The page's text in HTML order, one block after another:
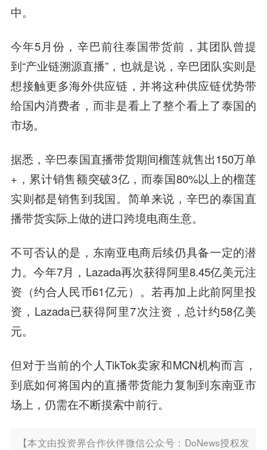
中。
今年5月份，辛巴前往泰国带货前，其团队曾提
到“产业链溯源直播”，也就是说，辛巴团队实则是
想接触更多海外供应链，并将这种供应链优势带
给国内消费者，而非是看上了整个看上了泰国的
市场。
据悉，辛巴泰国直播带货期间榴莲就售出150万单
+，累计销售额突破3亿，而泰国80%以上的榴莲
实则都是销售到我国。简单来说，辛巴的泰国直
播带货实际上做的进口跨境电商生意。
不可否认的是，东南亚电商后续仍具备一定的潜
力。今年7月，Lazada再次获得阿里8.45亿美元注
资（约合人民币61亿元）。若再加上此前阿里投
资，Lazada已获得阿里7次注资，总计约58亿美
元。
但对于当前的个人TikTok卖家和MCN机构而言，
到底如何将国内的直播带货能力复制到东南亚市
场上，仍需在不断摸索中前行。
【本文由投资界合作伙伴微信公众号：DoNews授权发